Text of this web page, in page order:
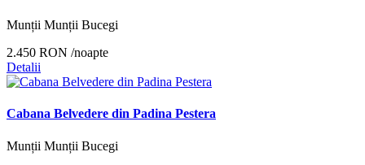
Munții Munții Bucegi
2.450 RON /noapte
Detalii
Cabana Belvedere din Padina Pestera
Munții Munții Bucegi